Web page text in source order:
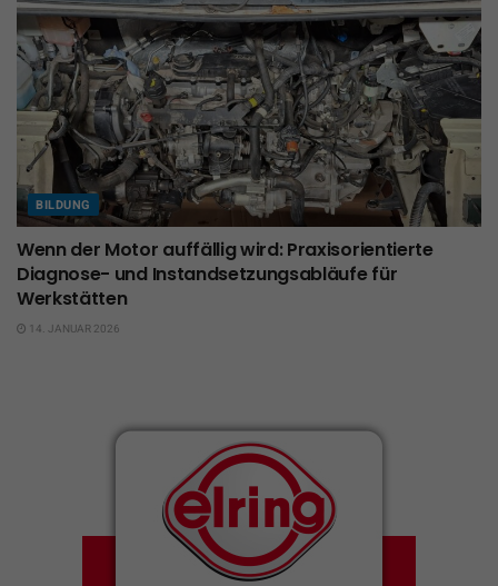
BILDUNG
Wenn der Motor auffällig wird: Praxisorientierte
Diagnose- und Instandsetzungsabläufe für
Werkstätten
14. JANUAR 2026